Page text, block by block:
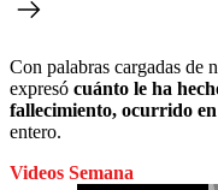
Con palabras cargadas de
expresó cuánto le ha
fallecimiento, ocurrido
entero.
Videos Semana